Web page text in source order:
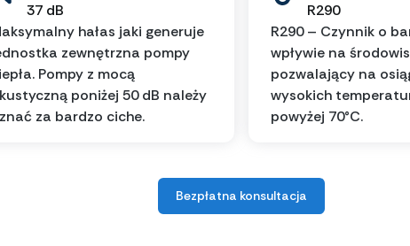
37 dB
hałas jaki generuje
zewnętrzna pompy
Pompy z mocą
poniżej 50 dB należy
za bardzo ciche.
R290
R290 – Czynnik o
wpływie na
pozwalający na
wysokich
powyżej 70°C.
Bezpłatna konsultacja